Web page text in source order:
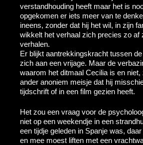
verstandhouding heeft maar het is
opgekomen er iets meer van te
ineens, zonder dat hij het wil, in zijn
wikkelt het verhaal zich precies zo af
verhalen.
Er blijkt aantrekkingskracht tussen
zich aan een vrijage. Maar de
waarom het ditmaal Cecilia is en niet,
ander anoniem meisje dat hij
tijdschrift of in een film gezien heeft.
Het zou een vraag voor de
niet op een weekendje in een
een tijdje geleden in Spanje was,
en mee moest liften met een